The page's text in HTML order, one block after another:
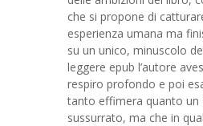
che si propone di
esperienza umana ma
su un unico, minuscolo
leggere epub l’autore
respiro profondo e poi
tanto effimera quanto un
sussurrato, ma che in